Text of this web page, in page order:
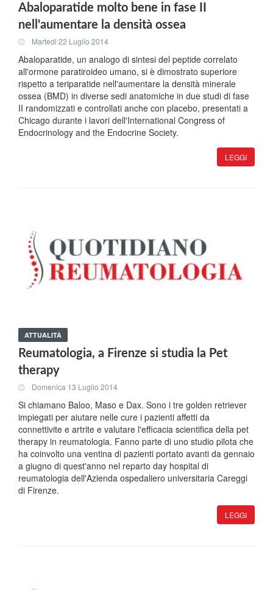
Abaloparatide molto bene in fase II
nell'aumentare la densità ossea
Martedi 22 Luglio 2014
Abaloparatide, un analogo di sintesi del peptide correlato
all'ormone paratiroideo umano, si è dimostrato superiore
rispetto a teriparatide nell'aumentare la densità minerale
ossea (BMD) in diverse sedi anatomiche in due studi di fase
II randomizzati e controllati anche con placebo, presentati a
Chicago durante i lavori dell'International Congress of
Endocrinology and the Endocrine Society.
LEGGI
ATTUALITÀ
Reumatologia, a Firenze si studia la Pet
therapy
Domenica 13 Luglio 2014
Si chiamano Baloo, Maso e Dax. Sono i tre golden retriever
impiegati per aiutare nelle cure i pazienti affetti da
connettivite e artrite e valutare l'efficacia scientifica della pet
therapy in reumatologia. Fanno parte di uno studio pilota che
ha coinvolto una ventina di pazienti portato avanti da gennaio
a giugno di quest'anno nel reparto day hospital di
reumatologia dell'Azienda ospedaliero universitaria Careggi
di Firenze.
LEGGI